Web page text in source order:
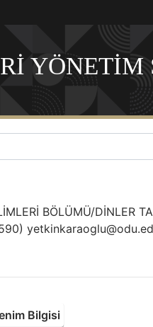
YÖNETİM
BÖLÜMÜ/DİNLER
)
Bilgisi